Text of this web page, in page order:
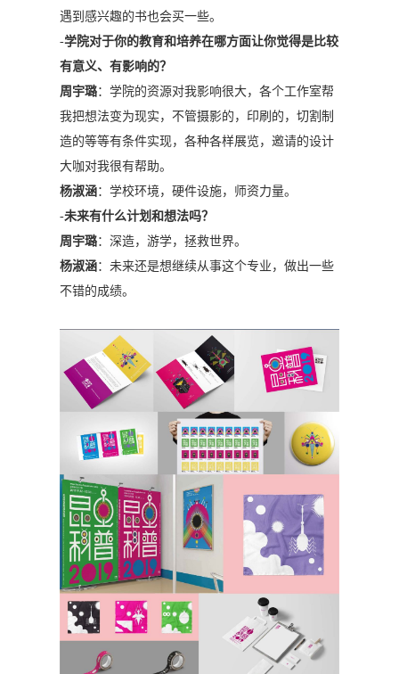
遇到感兴趣的书也会买一些。
-学院对于你的教育和培养在哪方面让你觉得是比较
有意义、有影响的？
周宇璐：学院的资源对我影响很大，各个工作室帮
我把想法变为现实，不管摄影的，印刷的，切割制
造的等等有条件实现，各种各样展览，邀请的设计
大咖对我很有帮助。
杨淑涵：学校环境，硬件设施，师资力量。
-未来有什么计划和想法吗？
周宇璐：深造，游学，拯救世界。
杨淑涵：未来还是想继续从事这个专业，做出一些
不错的成绩。